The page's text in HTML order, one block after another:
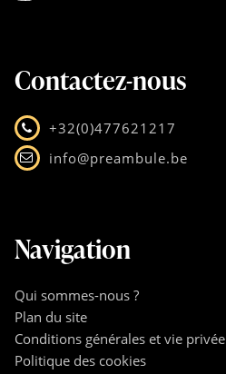
Contactez-nous
+32(0)477621217
info@preambule.be
Navigation
Qui sommes-nous ?
Plan du site
Conditions générales et vie privée
Politique des cookies